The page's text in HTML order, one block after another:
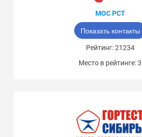
МОС РСТ
Показать контакты
Рейтинг: 21234
Место в рейтинге: 3